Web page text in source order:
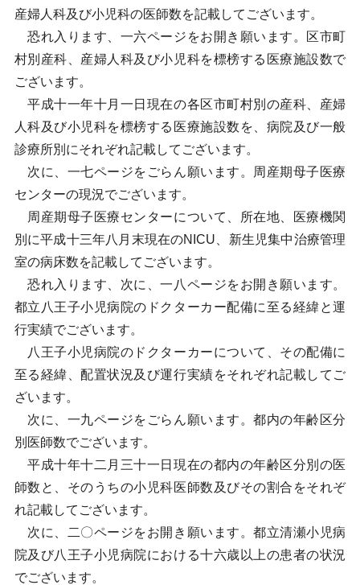
産婦人科及び小児科の医師数を記載してございます。
恐れ入ります、一六ページをお開き願います。区市町
村別産科、産婦人科及び小児科を標榜する医療施設数で
ございます。
平成十一年十月一日現在の各区市町村別の産科、産婦
人科及び小児科を標榜する医療施設数を、病院及び一般
診療所別にそれぞれ記載してございます。
次に、一七ページをごらん願います。周産期母子医療
センターの現況でございます。
周産期母子医療センターについて、所在地、医療機関
別に平成十三年八月末現在のNICU、新生児集中治療管理
室の病床数を記載してございます。
恐れ入ります、次に、一八ページをお開き願います。
都立八王子小児病院のドクターカー配備に至る経緯と運
行実績でございます。
八王子小児病院のドクターカーについて、その配備に
至る経緯、配置状況及び運行実績をそれぞれ記載してご
ざいます。
次に、一九ページをごらん願います。都内の年齢区分
別医師数でございます。
平成十年十二月三十一日現在の都内の年齢区分別の医
師数と、そのうちの小児科医師数及びその割合をそれぞ
れ記載してございます。
次に、二〇ページをお開き願います。都立清瀬小児病
院及び八王子小児病院における十六歳以上の患者の状況
でございます。